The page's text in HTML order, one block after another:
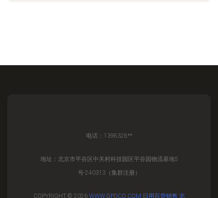
电话：1398328**
地址：北京市平谷区中关村科技园区平谷园物流基地5
号-240313（集群注册）
COPYRIGHT © 2026 WWW.GPDCQ.COM 日用百货销售 北